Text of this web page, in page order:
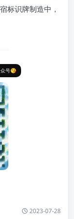
标识牌制造中，
众号😘
2023-07-28